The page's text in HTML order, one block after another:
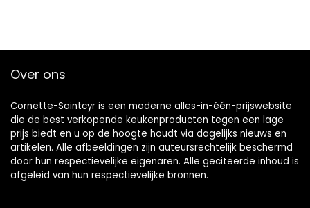
Over ons
Cornette-Saintcyr is een moderne alles-in-één-prijswebsite
die de best verkopende keukenproducten tegen een lage
prijs biedt en u op de hoogte houdt via dagelijks nieuws en
artikelen. Alle afbeeldingen zijn auteursrechtelijk beschermd
door hun respectievelijke eigenaren. Alle geciteerde inhoud is
afgeleid van hun respectievelijke bronnen.